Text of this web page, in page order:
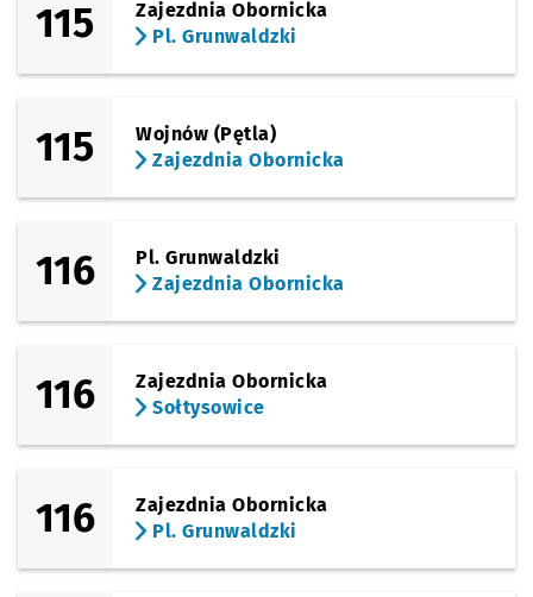
115
Zajezdnia Obornicka
Pl. Grunwaldzki
115
Wojnów (Pętla)
Zajezdnia Obornicka
116
Pl. Grunwaldzki
Zajezdnia Obornicka
116
Zajezdnia Obornicka
Sołtysowice
116
Zajezdnia Obornicka
Pl. Grunwaldzki